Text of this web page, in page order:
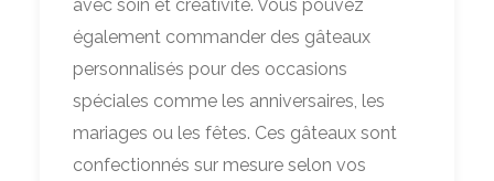
avec soin et créativité. Vous pouvez
également commander des gâteaux
personnalisés pour des occasions
spéciales comme les anniversaires, les
mariages ou les fêtes. Ces gâteaux sont
confectionnés sur mesure selon vos